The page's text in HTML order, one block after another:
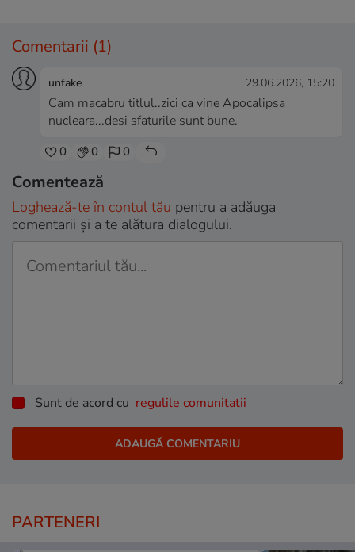
Comentarii (1)
unfake 29.06.2026, 15:20
Cam macabru titlul..zici ca vine Apocalipsa
nucleara...desi sfaturile sunt bune.
0 0 0
Comentează
Loghează-te în contul tău pentru a adăuga
comentarii și a te alătura dialogului.
Sunt de acord cu regulile comunitatii
PARTENERI